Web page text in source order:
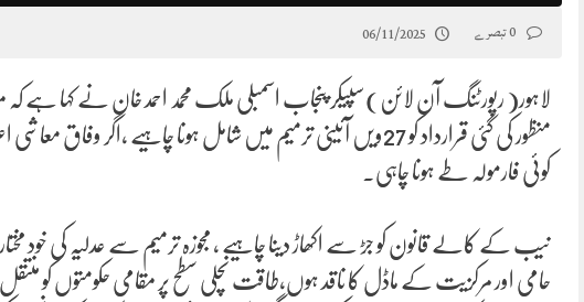
06/11/2025
لاہور( رپورٹنگ آن لائن)سپیکر پنجاب اسمبلی ملک محمد احمد خان نے کہا ہے
منظور کی گئی قرارداد کو 27ویں آئینی ترمیم میں شامل ہونا چاہیے
کوئی فارمولہ طے ہونا چاہی.
نیب کے کالے قانون کو جڑ سے اکھاڑ دینا چاہیے ، مجوزہ ترمیم سے عدلیہ کی خود
حامی اور مرکزیت کے ماڈل کا ناقد ہوں،طاقت نچلی سطح پر مقامی حکومتوں کو